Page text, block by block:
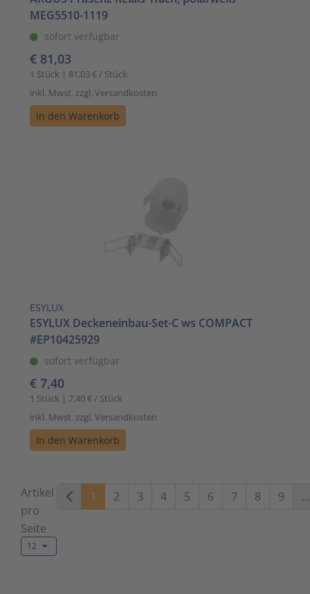
MEG5510-1119
sofort verfügbar
€ 81,03
1 Stück | 81,03 € / Stück
inkl. Mwst. zzgl. Versandkosten
In den Warenkorb
ESYLUX
ESYLUX Deckeneinbau-Set-C ws COMPACT
#EP10425929
sofort verfügbar
€ 7,40
1 Stück | 7,40 € / Stück
inkl. Mwst. zzgl. Versandkosten
In den Warenkorb
Artikel
pro
Seite
12
1 2 3 4 5 6 7 8 9 ...